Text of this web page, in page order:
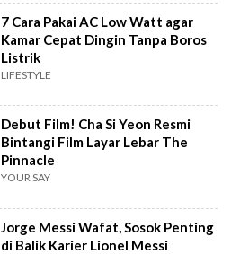
7 Cara Pakai AC Low Watt agar
Kamar Cepat Dingin Tanpa Boros
Listrik
LIFESTYLE
Debut Film! Cha Si Yeon Resmi
Bintangi Film Layar Lebar The
Pinnacle
YOUR SAY
Jorge Messi Wafat, Sosok Penting
di Balik Karier Lionel Messi